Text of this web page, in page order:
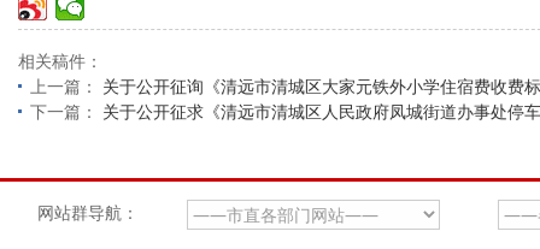
相关稿件：
上一篇： 关于公开征询《清远市清城区大家元铁外小学住宿费收费
下一篇： 关于公开征求《清远市清城区人民政府凤城街道办事处停
网站群导航：